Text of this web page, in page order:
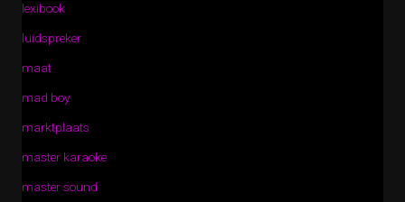
lexibook
luidspreker
maat
mad boy
marktplaats
master karaoke
master sound